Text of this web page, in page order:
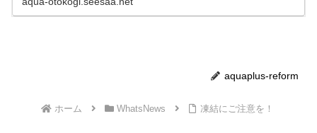
aquaplus-reform
ホーム WhatsNews 凍結にご注意を！